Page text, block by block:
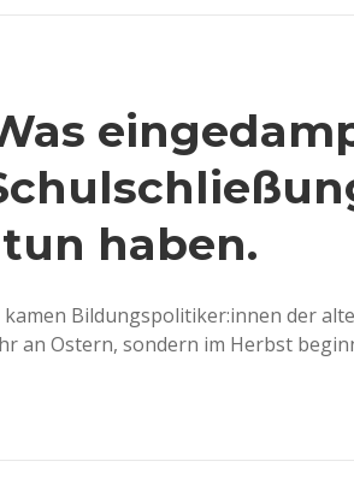
haben.
Bildungspolitiker:innen der
an Ostern, sondern im Herbst